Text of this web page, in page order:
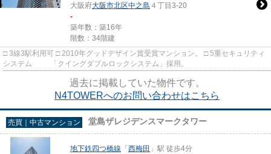
大阪府大阪市北区中之島 ４丁目3-20
-
築年数：築16年
階数：34階建
□ 3線3駅利用可 □ 2010年グッドデザイン賞受賞マンション。 □ 5重セキュリティ
システム 「クイングダブルロックシステム」採用。
過去に掲載していた物件です。
N4TOWERへのお問い合わせはこちら
売買｜中古マンション 堂島ザレジデンスマークタワー
地下鉄四つ橋線 「 西梅田 」駅 徒歩4分